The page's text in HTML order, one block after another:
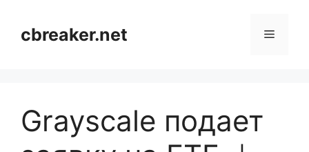
contentcbreaker.net Menu
Grayscale подает